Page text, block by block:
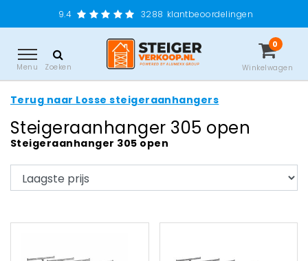
9.4 3288 klantbeoordelingen
Menu Zoeken
0
Winkelwagen
Terug naar Losse steigeraanhangers
Steigeraanhanger 305 open
Steigeraanhanger 305 open